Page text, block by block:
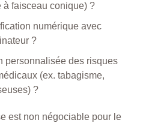
à faisceau conique) ?
numérique avec
?
personnalisée des risques
(ex. tabagisme,
?
est non négociable pour le